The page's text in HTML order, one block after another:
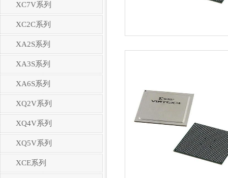
XC7V系列
XC2C系列
XA2S系列
XA3S系列
XA6S系列
XQ2V系列
XQ4V系列
XQ5V系列
XCE系列